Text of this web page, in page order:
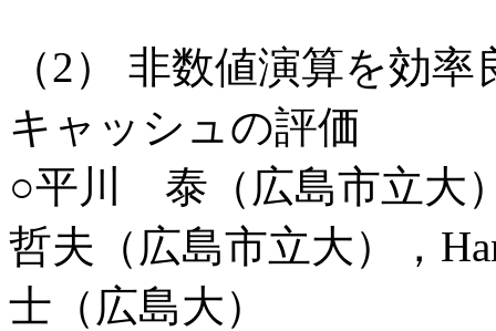
（2） 非数値演算を効
キャッシュの評価
○平川 泰（広島市立大
哲夫（広島市立大），
士（広島大）